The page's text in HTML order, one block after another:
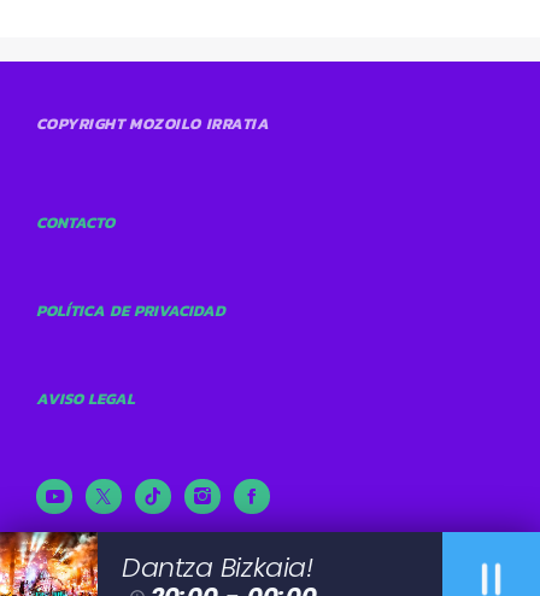
Dantza Bizkaia! pause
COPYRIGHT MOZOILO IRRATIA
CONTACTO
POLÍTICA DE PRIVACIDAD
AVISO LEGAL